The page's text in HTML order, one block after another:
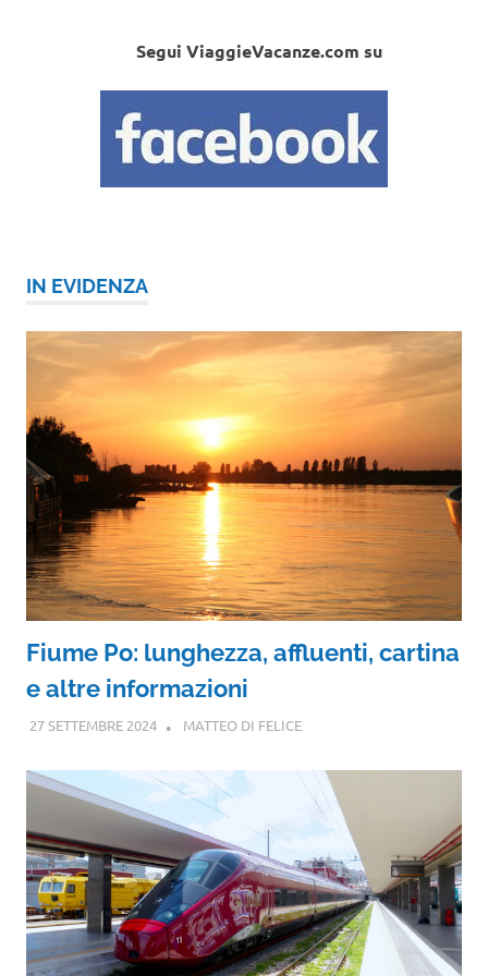
Segui ViaggieVacanze.com su
IN EVIDENZA
Fiume Po: lunghezza, affluenti, cartina
e altre informazioni
27 SETTEMBRE 2024 MATTEO DI FELICE